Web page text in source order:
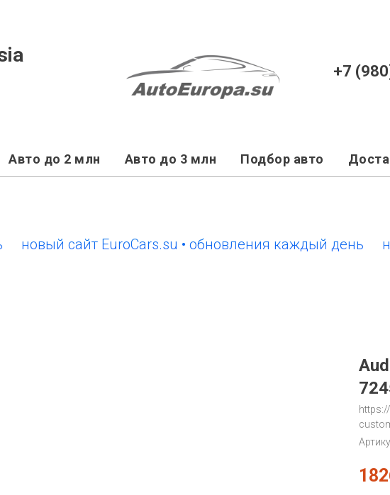
+7
Авто до 2 млн Авто до 3 млн Подбор авто
сайт EuroCars.su • обновления каждый день новый